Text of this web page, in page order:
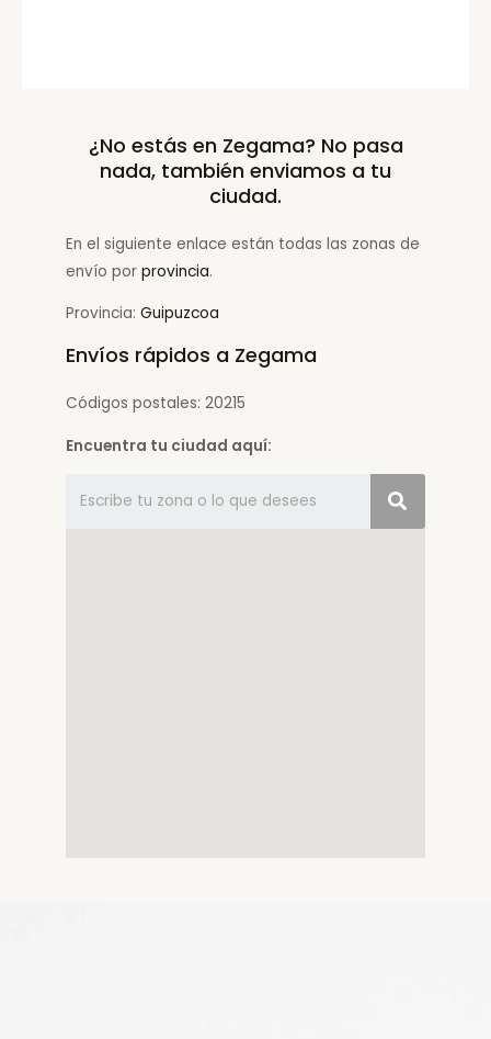
¿No estás en Zegama? No pasa
nada, también enviamos a tu
ciudad.
En el siguiente enlace están todas las zonas de
envío por provincia.
Provincia: Guipuzcoa
Envíos rápidos a Zegama
Códigos postales: 20215
Encuentra tu ciudad aquí: